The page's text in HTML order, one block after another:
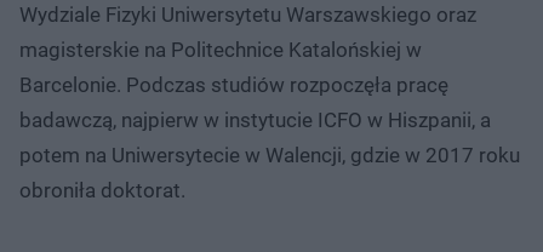
Wydziale Fizyki Uniwersytetu Warszawskiego oraz
magisterskie na Politechnice Katalońskiej w
Barcelonie. Podczas studiów rozpoczęła pracę
badawczą, najpierw w instytucie ICFO w Hiszpanii, a
potem na Uniwersytecie w Walencji, gdzie w 2017 roku
obroniła doktorat.